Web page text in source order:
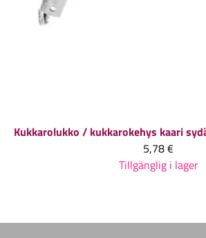
5,78 €
Tillgänglig i lager